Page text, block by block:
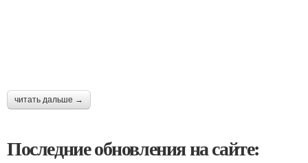
читать дальше →
Последние обновления на сайте: